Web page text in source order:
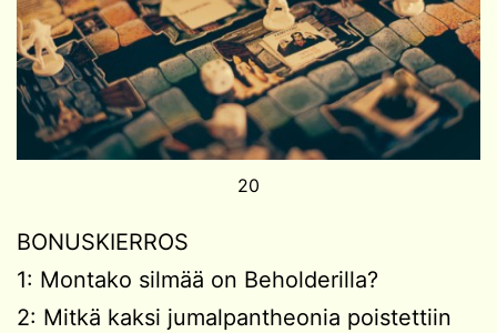
20
BONUSKIERROS
1: Montako silmää on Beholderilla?
2: Mitkä kaksi jumalpantheonia poistettiin